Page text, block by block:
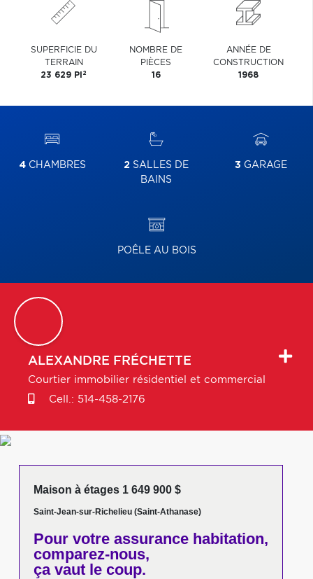
SUPERFICIE DU
TERRAIN
23 629 PI 2
NOMBRE DE
PIÈCES
16
ANNÉE DE
CONSTRUCTION
1968
4CHAMBRES 2 SALLES DE
BAINS
3 GARAGE
POÊLE AU BOIS
ALEXANDRE FRÉCHETTE
Courtier immobilier résidentiel et commercial
Cell.: 514-458-2176
Maison à étages 1 649 900 $
Saint-Jean-sur-Richelieu (Saint-Athanase)
Pour votreassurance habitation,
comparez-nous,
ça vaut le coup.